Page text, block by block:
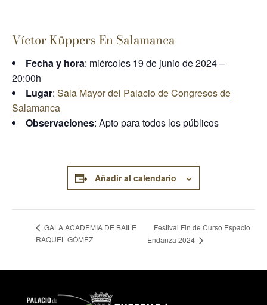
Víctor Küppers En Salamanca
Fecha y hora: miércoles 19 de junio de 2024 –
20:00h
Lugar: Sala Mayor del Palacio de Congresos de
Salamanca
Observaciones: Apto para todos los públicos
Añadir al calendario
GALA ACADEMIA DE BAILE
RAQUEL GÓMEZ
Festival Fin de Curso Espacio
Endanza 2024